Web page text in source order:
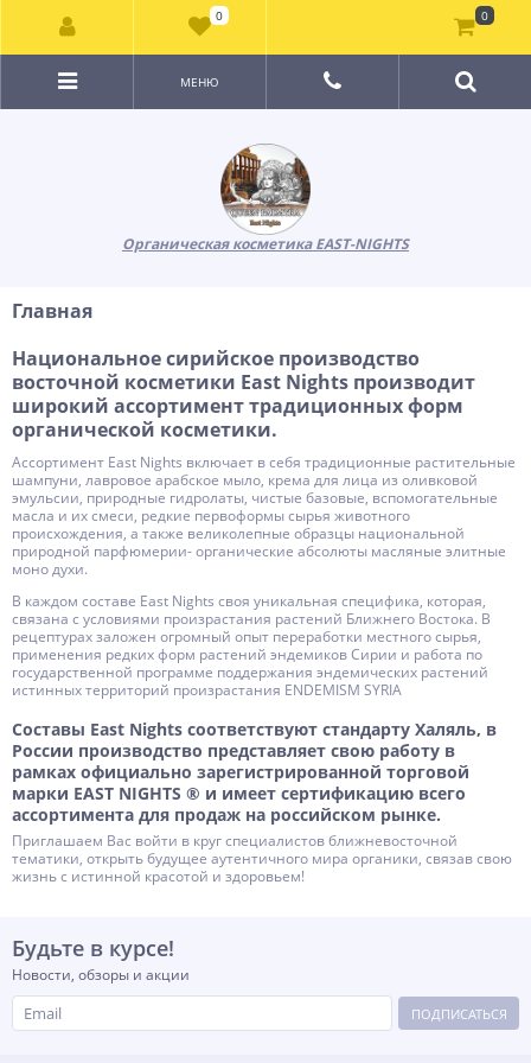
Органическая косметика EAST-NIGHTS
МЕНЮ
Главная
Национальное сирийское производство
восточной косметики East Nights производит
широкий ассортимент традиционных форм
органической косметики.
Ассортимент East Nights включает в себя традиционные растительные
шампуни, лавровое арабское мыло, крема для лица из оливковой
эмульсии, природные гидролаты, чистые базовые, вспомогательные
масла и их смеси, редкие первоформы сырья животного
происхождения, а также великолепные образцы национальной
природной парфюмерии- органические абсолюты масляные элитные
моно духи.
В каждом составе East Nights своя уникальная специфика, которая,
связана с условиями произрастания растений Ближнего Востока. В
рецептурах заложен огромный опыт переработки местного сырья,
применения редких форм растений эндемиков Сирии и работа по
государственной программе поддержания эндемических растений
истинных территорий произрастания ENDEMISM SYRIA
Составы East Nights соответствуют стандарту Халяль, в
России производство представляет свою работу в
рамках официально зарегистрированной торговой
марки EAST NIGHTS ® и имеет сертификацию всего
ассортимента для продаж на российском рынке.
Приглашаем Вас войти в круг специалистов ближневосточной
тематики, открыть будущее аутентичного мира органики, связав свою
жизнь с истинной красотой и здоровьем!
Будьте в курсе!
Новости, обзоры и акции
ПОДПИСАТЬСЯ
0 0